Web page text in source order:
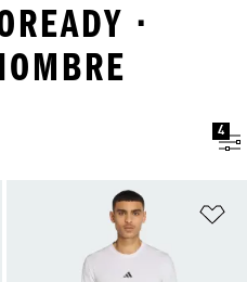
·
4
a la lista de deseos